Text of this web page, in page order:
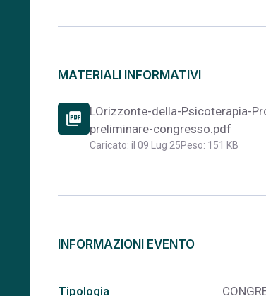
MATERIALI INFORMATIVI
picture_as_pdf
LOrizzonte-della-Psicoterapia-
preliminare-congresso.pdf
Caricato: il 09 Lug 25Peso: 151 KB
INFORMAZIONI EVENTO
Tipologia